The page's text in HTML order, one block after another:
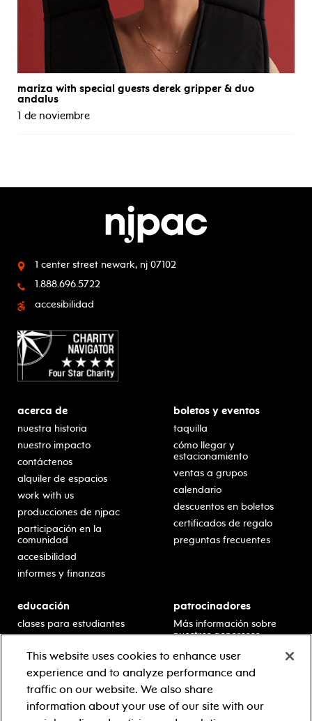
mariza with special guests derek gripper & duo
andalus
1 de noviembre
1 center street newark, nj 07102
1.888.696.5722
accesibilidad
acerca de
nuestra historia
nuestro impacto
contáctenos
alquiler de espacios
work with us
producciones de njpac
participación en la
comunidad
accesibilidad
informes y finanzas
boletos y eventos
taquilla
cómo llegar y
estacionamiento
ventas a grupos
calendario
descuentos en boletos
certificados de regalo
preguntas frecuentes
educación
clases para estudiantes
escolar
residencias en escuelas
desarrollo profesional
recursos para docentes
comuníquese con el
patrocinadores
Más información sobre
nuestros generosos
This website uses cookies to enhance user
experience and to analyze performance and
traffic on our website. We also share
information about your use of our site with our